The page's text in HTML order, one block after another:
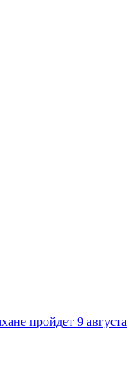
пройдет 9 августа